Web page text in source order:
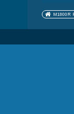
M1800R